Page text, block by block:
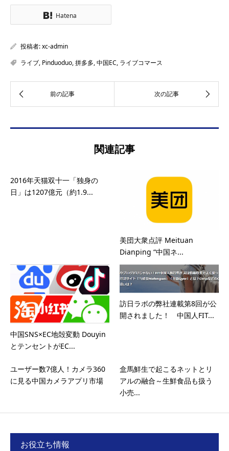
Hatena
投稿者:xc-admin
ライブ, Pinduoduo,拼多多,中国EC, ライブコマース
関連記事
2016年天猫双十一「独身の
日」は1207億元（約1.9...
美団大衆点評 Meituan
Dianping “中国ネ...
中国SNS×EC地殻変動 Douyin
とテンセントがEC...
訪日ラボの弊社連載第8回が公
開されました！ 中国人FIT...
ユーザー数7億人！カメラ360
に見る中国カメラアプリ市場
盒馬鮮生で起こるネットとリ
アルの融合～生鮮食品も扱う
小売...
お役立ち情報